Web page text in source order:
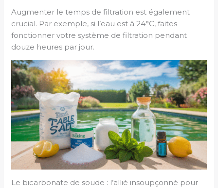
Augmenter le temps de filtration est également
crucial. Par exemple, si l’eau est à 24°C, faites
fonctionner votre système de filtration pendant
douze heures par jour.
Le bicarbonate de soude : l’allié insoupçonné pour